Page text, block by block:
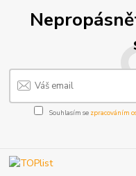
Souhlasím se zpracováním